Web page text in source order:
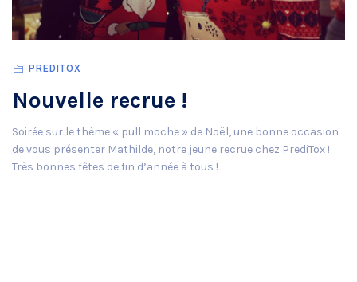
PREDITOX
Nouvelle recrue !
Soirée sur le thème « pull moche » de Noël, une bonne occasion
de vous présenter Mathilde, notre jeune recrue chez PrediTox !
Très bonnes fêtes de fin d’année à tous !